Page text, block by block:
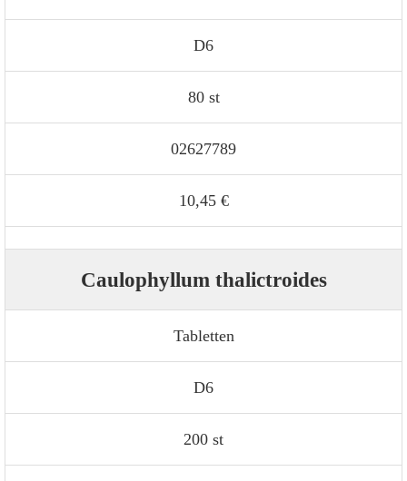
D6
80 st
02627789
10,45 €
Caulophyllum thalictroides
Tabletten
D6
200 st